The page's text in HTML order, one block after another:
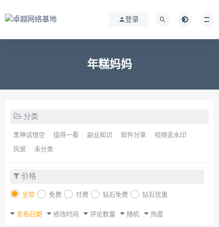
登录
年糕妈妈
分类
黑神话悟空 值得一看 副业知识 软件分享 视频去水印
风景 未分类
价格
全部 免费 付费 钻石免费 钻石优惠
发布日期 修改时间 评论数量 随机 热度